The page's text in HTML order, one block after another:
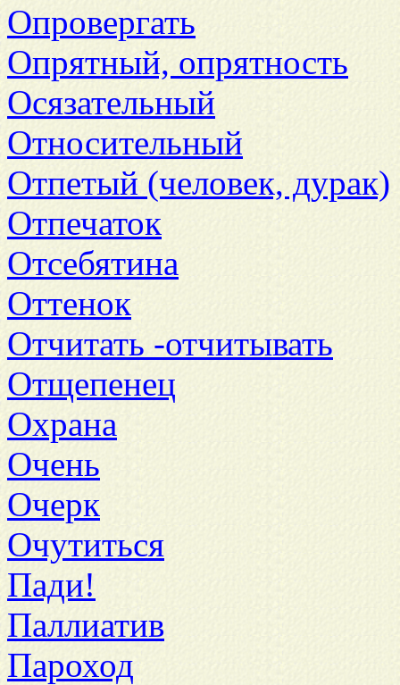
Опровергать
Опрятный, опрятность
Осязательный
Относительный
Отпетый (человек, дурак)
Отпечаток
Отсебятина
Оттенок
Отчитать -отчитывать
Отщепенец
Охрана
Очень
Очерк
Очутиться
Пади!
Паллиатив
Пароход